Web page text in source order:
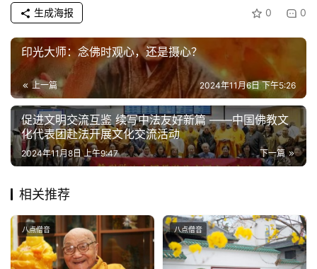
佛
教
人
物
寺
院
巡
礼
视
频
纪
登录 注册
0 0
生成海报
印光大师：念佛时观心，还是摄心？
上一篇 2024年11月6日 下午5:26
促进文明交流互鉴 续写中法友好新篇 ——中国佛教文
化代表团赴法开展文化交流活动
下一篇
2024年11月8日 上午9:47
相关推荐
八点僧音 八点僧音